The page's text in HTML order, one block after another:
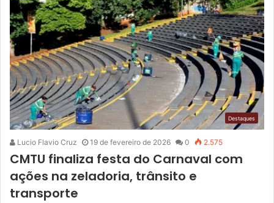
Destaques
Lucio Flavio Cruz 19 de fevereiro de 2026 0 2.575
CMTU finaliza festa do Carnaval com
ações na zeladoria, trânsito e
transporte